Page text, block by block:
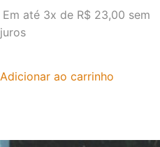
Em até 3x de R$ 23,00 sem
juros
Adicionar ao carrinho